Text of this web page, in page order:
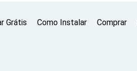
Grátis Como Instalar Comprar